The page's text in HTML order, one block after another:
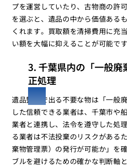
プを運営していたり、古物商の許
を選ぶと、遺品の中から価値ある
くれます。買取額を清掃費用に充
い額を大幅に抑えることが可能です
3. 千葉県内の「一般
正処理
遺品整理で出る不要な物は「一般
した信頼できる業者は、千葉市や
業者と連携し、法令を遵守した処
る業者は不法投棄のリスクがある
棄物管理票）の発行が可能か」を
ブルを避けるための確かな判断軸と